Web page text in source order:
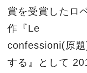
賞を受賞したロ
作『Le
confessioni(原
する』として